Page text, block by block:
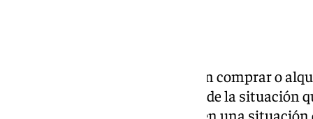
No solo lo dicen los que intentan comprar o
instituciones se han percatado de la situación